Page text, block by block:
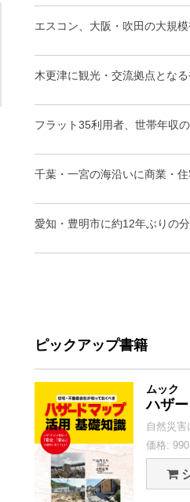
エスコン、大阪・吹田の大規
木更津に観光・交流拠点とな
フラット35利用者、世帯年収
千葉・一宮の海沿いに商業・
愛知・豊明市に約12年ぶりの
ピックアップ書籍
ムック
ハザ
自然災害
価格: